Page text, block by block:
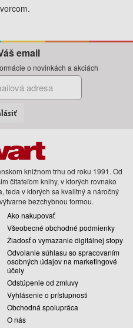
email
o novinkách a akciách
knižnom trhu od roku 1991. Od
čitateľom knihy, v ktorých rovnako
teda v ktorých sa kvalitný a náročný
bezchybnou formou.
Ako nakupovať
Všeobecné obchodné podmienky
Žiadosť o vymazanie digitálnej stopy
Odvolanie súhlasu so spracovaním
osobných údajov na marketingové
účely
Odstúpenie od zmluvy
Vyhlásenie o prístupnosti
Obchodná spolupráca
O nás